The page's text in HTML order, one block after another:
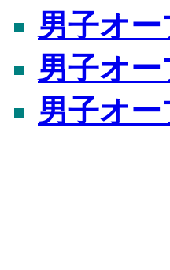
男子オー
男子オー
男子オー